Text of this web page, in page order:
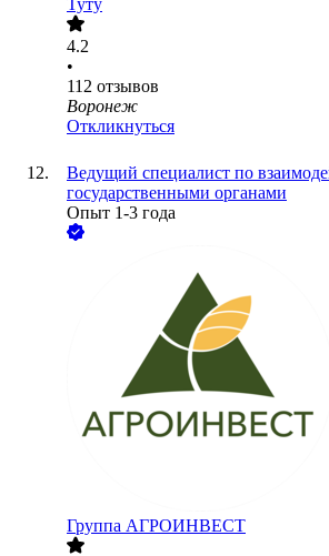
Туту
4.2
•
112 отзывов
Воронеж
Откликнуться
Ведущий специалист по
государственными органами
Опыт 1-3 года
Группа АГРОИНВЕСТ